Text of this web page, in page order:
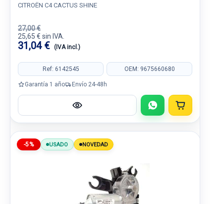
CITROËN C4 CACTUS SHINE
27,00 €
25,65 € sin IVA.
31,04 € (IVA incl.)
Ref: 6142545 OEM: 9675660680
Garantía 1 año Envío 24-48h
-5% USADO NOVEDAD